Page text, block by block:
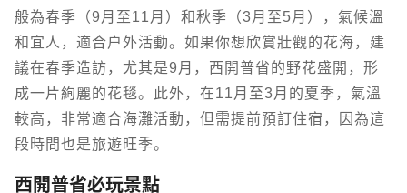
般為春季（9月至11月）和秋季（3月至5月），氣候溫
和宜人，適合戶外活動。如果你想欣賞壯觀的花海，建
議在春季造訪，尤其是9月，西開普省的野花盛開，形
成一片絢麗的花毯。此外，在11月至3月的夏季，氣溫
較高，非常適合海灘活動，但需提前預訂住宿，因為這
段時間也是旅遊旺季。
西開普省必玩景點